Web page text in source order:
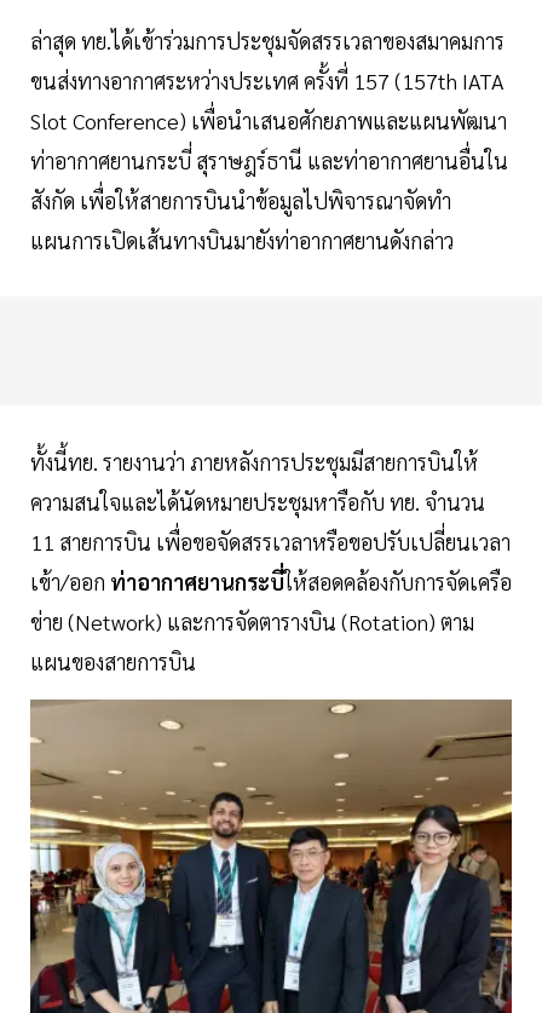
ล่าสุด ทย.ได้เข้าร่วมการประชุมจัดสรรเวลาของสมาคมการ
ขนส่งทางอากาศระหว่างประเทศ ครั้งที่ 157 (157th IATA
Slot Conference) เพื่อนำเสนอศักยภาพและแผนพัฒนา
ท่าอากาศยานกระบี่ สุราษฎร์ธานี และท่าอากาศยานอื่นใน
สังกัด เพื่อให้สายการบินนำข้อมูลไปพิจารณาจัดทำ
แผนการเปิดเส้นทางบินมายังท่าอากาศยานดังกล่าว
ทั้งนี้ทย. รายงานว่า ภายหลังการประชุมมีสายการบินให้
ความสนใจและได้นัดหมายประชุมหารือกับ ทย. จำนวน
11 สายการบิน เพื่อขอจัดสรรเวลาหรือขอปรับเปลี่ยนเวลา
เข้า/ออก ท่าอากาศยานกระบี่ให้สอดคล้องกับการจัดเครือ
ข่าย (Network) และการจัดตารางบิน (Rotation) ตาม
แผนของสายการบิน